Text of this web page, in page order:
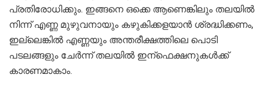
പ്രതിരോധിക്കും. ഇങ്ങനെ ഒക്കെ ആണെങ്കിലും തലയിൽ
നിന്ന് എണ്ണ മുഴുവനായും കഴുകിക്കളയാൻ ശ്രദ്ധിക്കണം,
ഇല്ലെങ്കിൽ എണ്ണയും അന്തരീക്ഷത്തിലെ പൊടി
പടലങ്ങളും ചേർന്ന് തലയിൽ ഇന്ഫെക്ഷനുകൾക്ക്
കാരണമാകാം.